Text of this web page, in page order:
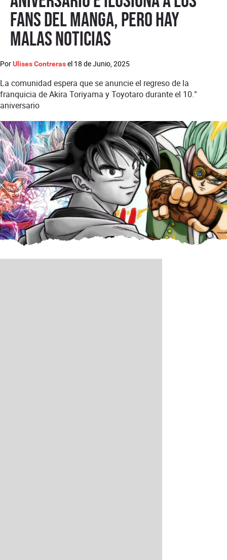
fans del manga, pero hay
malas noticias
PorUlises Contrerasel 18 de Junio, 2025
La comunidad espera que se anuncie el regreso de la
franquicia de Akira Toriyama y Toyotaro durante el 10.°
aniversario